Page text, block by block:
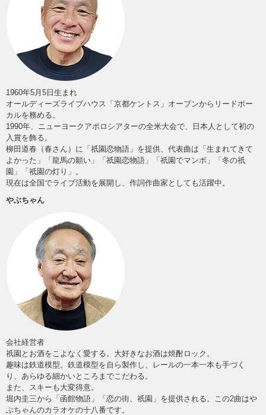
1960年5月5日生まれ
オールディーズライブハウス「京都ケントス」オープンからリードボー
カルを務める。
1990年、ニューヨークアポロシアターの全米大会で、日本人として初の
入賞を飾る。
柳田道春（春さん）に「祇園恋物語」を提供、代表曲は「生まれてきて
よかった」「龍馬の願い」「祇園恋物語」「祇園でマンボ」「冬の祇
園」「祇園の灯り」。
現在は全国でライブ活動を展開し、作詞作曲家としても活躍中。
やぶちゃん
会社経営者
祇園とお酒をこよなく愛する。大好きなお酒は焼酎ロック。
趣味は鉄道模型。鉄道模型を自ら製作し、レールの一本一本も手づく
り、あらゆる細かいところまでこだわる。
また、スキーも大変得意。
堀内圭三から「函館物語」「恋の街、祇園」を提供される。この2曲はや
ぶちゃんのカラオケの十八番です。